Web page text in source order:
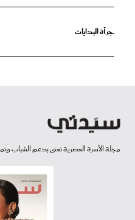
جرأة البدايات
مجلة الأسرة العصرية تعنى بدعم الشباب